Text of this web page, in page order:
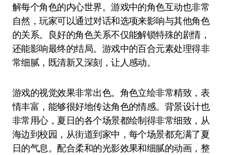
解每个角色的内心世界。游戏中的角色互动也非常
自然，玩家可以通过对话和选项来影响与其他角色
的关系。良好的角色关系不仅能解锁特殊的剧情，
还能影响最终的结局。游戏中的百合元素处理得非
常细腻，既清新又深刻，让人感动。
游戏的视觉效果非常出色。角色立绘非常精致，表
情丰富，能够很好地传达角色的情感。背景设计也
非常用心，夏日的各个场景都绘制得非常细致，从
海边到校园，从街道到家中，每个场景都充满了夏
日的气息。配合柔和的光影效果和细腻的动画，整